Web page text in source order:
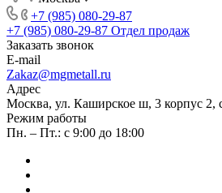
+7 (985) 080-29-87
+7 (985) 080-29-87 Отдел продаж
Заказать звонок
E-mail
Zakaz@mgmetall.ru
Адрес
Москва, ул. Каширское ш, 3 корпус 2,
Режим работы
Пн. – Пт.: с 9:00 до 18:00